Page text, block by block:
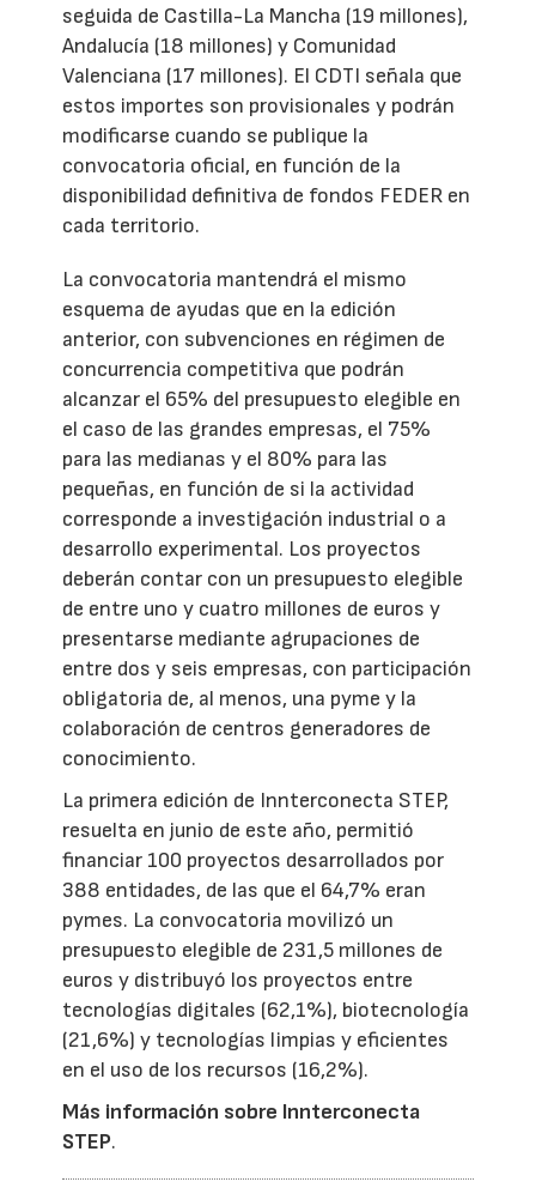
seguida de Castilla-La Mancha (19 millones),
Andalucía (18 millones) y Comunidad
Valenciana (17 millones). El CDTI señala que
estos importes son provisionales y podrán
modificarse cuando se publique la
convocatoria oficial, en función de la
disponibilidad definitiva de fondos FEDER en
cada territorio.
La convocatoria mantendrá el mismo
esquema de ayudas que en la edición
anterior, con subvenciones en régimen de
concurrencia competitiva que podrán
alcanzar el 65% del presupuesto elegible en
el caso de las grandes empresas, el 75%
para las medianas y el 80% para las
pequeñas, en función de si la actividad
corresponde a investigación industrial o a
desarrollo experimental. Los proyectos
deberán contar con un presupuesto elegible
de entre uno y cuatro millones de euros y
presentarse mediante agrupaciones de
entre dos y seis empresas, con participación
obligatoria de, al menos, una pyme y la
colaboración de centros generadores de
conocimiento.
La primera edición de Innterconecta STEP,
resuelta en junio de este año, permitió
financiar 100 proyectos desarrollados por
388 entidades, de las que el 64,7% eran
pymes. La convocatoria movilizó un
presupuesto elegible de 231,5 millones de
euros y distribuyó los proyectos entre
tecnologías digitales (62,1%), biotecnología
(21,6%) y tecnologías limpias y eficientes
en el uso de los recursos (16,2%).
Más información sobre Innterconecta
STEP.